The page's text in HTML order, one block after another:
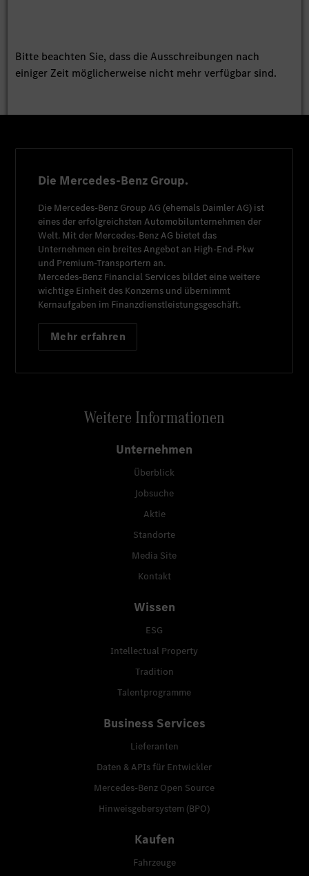
Bitte beachten Sie, dass die Ausschreibungen nach
einiger Zeit möglicherweise nicht mehr verfügbar sind.
Die Mercedes-Benz Group.
Die Mercedes-Benz Group AG (ehemals Daimler AG) ist
eines der erfolgreichsten Automobilunternehmen der
Welt. Mit der Mercedes-Benz AG bietet das
Unternehmen ein breites Angebot an High-End-Pkw
und Premium-Transportern an.
Mercedes-Benz Financial Services bildet eine weitere
wichtige Einheit des Konzerns und übernimmt
Kernaufgaben im Finanzdienstleistungsgeschäft.
Mehr erfahren
Weitere Informationen
Unternehmen
Überblick
Jobsuche
Aktie
Standorte
Media Site
Kontakt
Wissen
ESG
Intellectual Property
Tradition
Talentprogramme
Business Services
Lieferanten
Daten & APIs für Entwickler
Mercedes-Benz Open Source
Hinweisgebersystem (BPO)
Kaufen
Fahrzeuge